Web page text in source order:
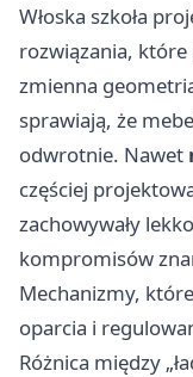
Włoska szkoła
rozwiązania, które
zmienna
sprawiają, że
odwrotnie. Nawet
częściej
zachowywały
kompromisów
Mechanizmy,
oparcia i
Różnica między